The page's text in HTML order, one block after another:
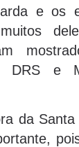
e os
DRS e
da